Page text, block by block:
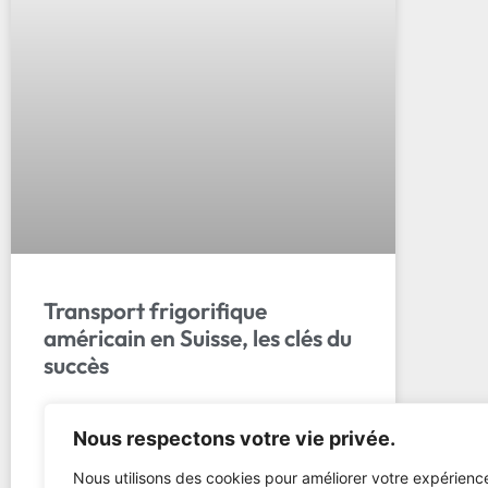
Nous respectons votre vie privée.
Nous utilisons des cookies pour améliorer votre
Transport frigorifique
américain en Suisse, les clés du
succès
clés pour le déplacer sans risque.